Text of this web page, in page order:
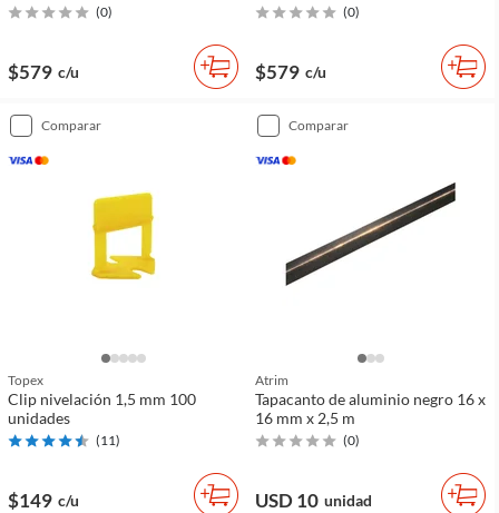
(0)
$579 c/u
(0)
$579 c/u
comparar
Topex
Clip nivelación 1,5 mm 100
unidades
(11)
$149 c/u
comparar
Atrim
Tapacanto de aluminio negro 16 x
16 mm x 2,5 m
(0)
USD 10 unidad